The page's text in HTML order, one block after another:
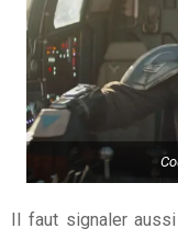
Il faut signaler aussi